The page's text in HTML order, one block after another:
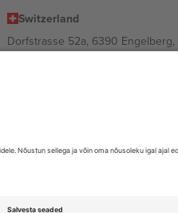
Switzerland
Dorfstrasse 52a, 6390